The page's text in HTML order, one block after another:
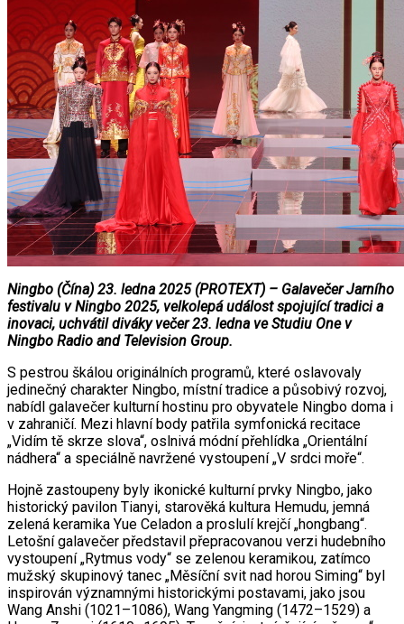
Ningbo (Čína) 23. ledna 2025 (PROTEXT) – Galavečer Jarního
festivalu v Ningbo 2025, velkolepá událost spojující tradici a
inovaci, uchvátil diváky večer 23. ledna ve Studiu One v
Ningbo Radio and Television Group.
S pestrou škálou originálních programů, které oslavovaly
jedinečný charakter Ningbo, místní tradice a působivý rozvoj,
nabídl galavečer kulturní hostinu pro obyvatele Ningbo doma i
v zahraničí. Mezi hlavní body patřila symfonická recitace
„Vidím tě skrze slova“, oslnivá módní přehlídka „Orientální
nádhera“ a speciálně navržené vystoupení „V srdci moře“.
Hojně zastoupeny byly ikonické kulturní prvky Ningbo, jako
historický pavilon Tianyi, starověká kultura Hemudu, jemná
zelená keramika Yue Celadon a proslulí krejčí „hongbang“.
Letošní galavečer představil přepracovanou verzi hudebního
vystoupení „Rytmus vody“ se zelenou keramikou, zatímco
mužský skupinový tanec „Měsíční svit nad horou Siming“ byl
inspirován významnými historickými postavami, jako jsou
Wang Anshi (1021–1086), Wang Yangming (1472–1529) a